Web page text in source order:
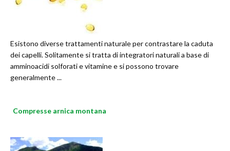
Esistono diverse trattamenti naturale per contrastare la caduta
dei capelli. Solitamente si tratta di integratori naturali a base di
amminoacidi solforati e vitamine e si possono trovare
generalmente ...
Compresse arnica montana